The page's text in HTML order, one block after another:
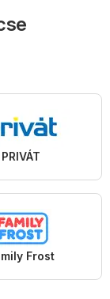
PRIVÁT
Frost